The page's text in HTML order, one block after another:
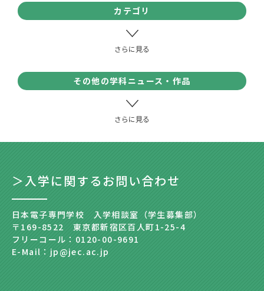
カテゴリ
その他の学科ニュース・作品
＞入学に関するお問い合わせ
日本電子専門学校 入学相談室（学生募集部）
〒169-8522 東京都新宿区百人町1-25-4
フリーコール：0120-00-9691
E-Mail：jp@jec.ac.jp